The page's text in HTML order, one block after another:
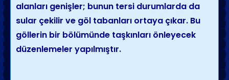
alanları genişler; bunun tersi durumlarda da
sular çekilir ve göl tabanları ortaya çıkar. Bu
göllerin bir bölümünde taşkınları önleyecek
düzenlemeler yapılmıştır.